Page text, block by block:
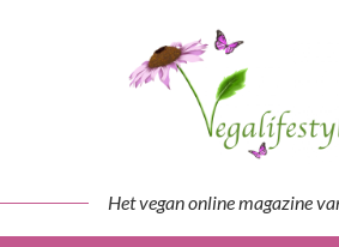
Het vegan online magazine